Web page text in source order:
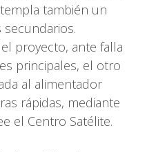
también un
proyecto, ante falla
principales, el otro
al alimentador
rápidas, mediante
el Centro Satélite.